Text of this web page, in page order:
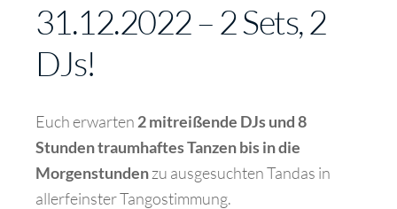
31.12.2022 – 2 Sets, 2
DJs!
Euch erwarten 2 mitreißende DJs und 8
Stunden traumhaftes Tanzen bis in die
Morgenstundenzu ausgesuchten Tandas in
allerfeinster Tangostimmung.